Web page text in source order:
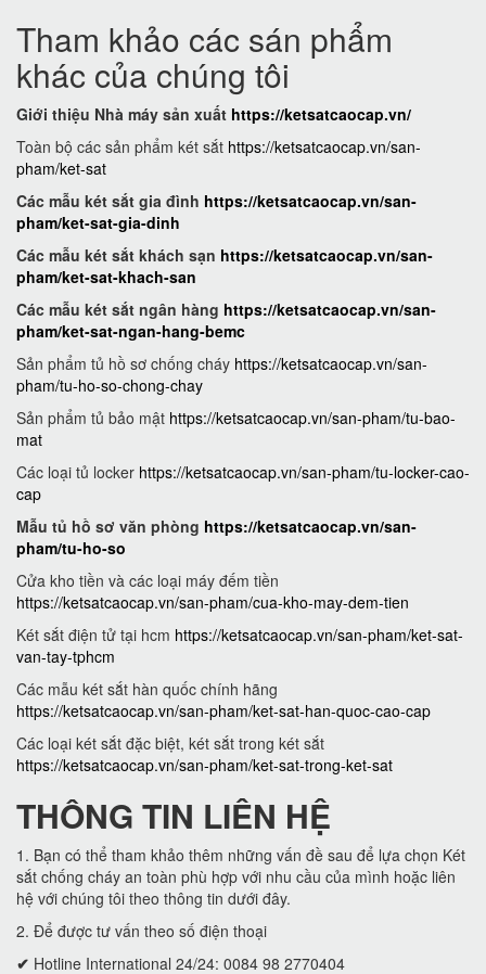
Tham khảo các sán phẩm
khác của chúng tôi
Giới thiệu Nhà máy sản xuất https://ketsatcaocap.vn/
Toàn bộ các sản phẩm két sắt https://ketsatcaocap.vn/san-
pham/ket-sat
Các mẫu két sắt gia đình https://ketsatcaocap.vn/san-
pham/ket-sat-gia-dinh
Các mẫu két sắt khách sạn https://ketsatcaocap.vn/san-
pham/ket-sat-khach-san
Các mẫu két sắt ngân hàng https://ketsatcaocap.vn/san-
pham/ket-sat-ngan-hang-bemc
Sản phẩm tủ hồ sơ chống cháy https://ketsatcaocap.vn/san-
pham/tu-ho-so-chong-chay
Sản phẩm tủ bảo mật https://ketsatcaocap.vn/san-pham/tu-bao-
mat
Các loại tủ locker https://ketsatcaocap.vn/san-pham/tu-locker-cao-
cap
Mẫu tủ hồ sơ văn phòng https://ketsatcaocap.vn/san-
pham/tu-ho-so
Cửa kho tiền và các loại máy đếm tiền
https://ketsatcaocap.vn/san-pham/cua-kho-may-dem-tien
Két sắt điện tử tại hcm https://ketsatcaocap.vn/san-pham/ket-sat-
van-tay-tphcm
Các mẫu két sắt hàn quốc chính hãng
https://ketsatcaocap.vn/san-pham/ket-sat-han-quoc-cao-cap
Các loại két sắt đặc biệt, két sắt trong két sắt
https://ketsatcaocap.vn/san-pham/ket-sat-trong-ket-sat
THÔNG TIN LIÊN HỆ
1. Bạn có thể tham khảo thêm những vấn đề sau để lựa chọn Két
sắt chống cháy an toàn phù hợp với nhu cầu của mình hoặc liên
hệ với chúng tôi theo thông tin dưới đây.
2. Để được tư vấn theo số điện thoại
✔ Hotline International 24/24: 0084 98 2770404